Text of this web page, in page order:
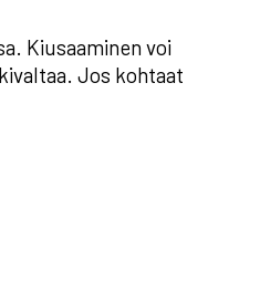
Kiusaaminen voi
Jos kohtaat